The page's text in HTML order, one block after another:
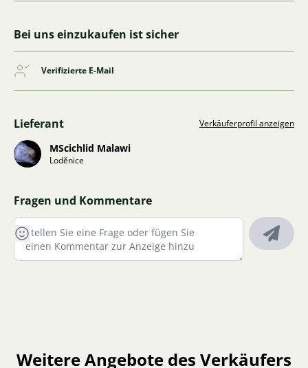
Bei uns einzukaufen ist sicher
Verifizierte E-Mail
Lieferant Verkäuferprofil anzeigen
MScichlid Malawi
Loděnice
Fragen und Kommentare
Weitere Angebote des Verkäufers